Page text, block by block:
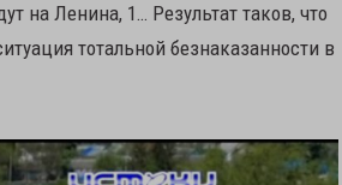
на Ленина, 1… Результат таков, что
тотальной безнаказанности в